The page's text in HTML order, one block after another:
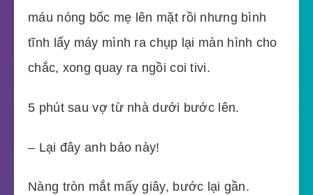
máu nóng bốc mẹ lên mặt rồi nhưng bình
tĩnh lấy máy mình ra chụp lại màn hình cho
chắc, xong quay ra ngồi coi tivi.
5 phút sau vợ từ nhà dưới bước lên.
– Lại đây anh bảo này!
Nàng tròn mắt mấy giây, bước lại gần.